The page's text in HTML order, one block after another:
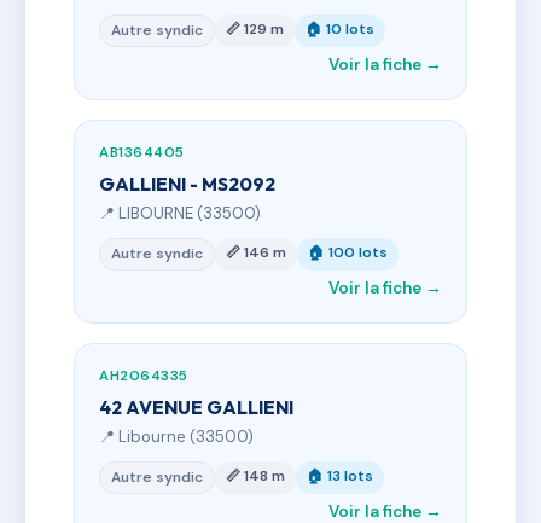
Autre syndic 📏 129 m 🏠 10 lots
Voir la fiche →
AB1364405
GALLIENI - MS2092
📍 LIBOURNE (33500)
Autre syndic 📏 146 m 🏠 100 lots
Voir la fiche →
AH2064335
42 AVENUE GALLIENI
📍 Libourne (33500)
Autre syndic 📏 148 m 🏠 13 lots
Voir la fiche →